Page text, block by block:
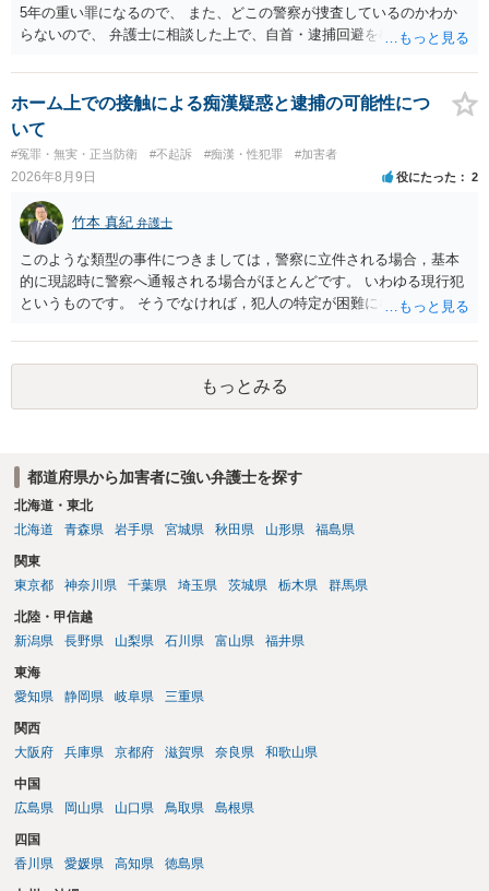
5年の重い罪になるので、 また、どこの警察が捜査しているのかわか
らないので、 弁護士に相談した上で、自首・逮捕回避を検討して下さ
童の性的な部位（性器等若しくはその周辺部、臀でん部又は胸部をい
う。）が露出され又は強調されているものであり、かつ、性欲を興奮
させ又は刺激するもの
ホーム上での接触による痴漢疑惑と逮捕の可能性につ
いて
#冤罪・無実・正当防衛 #不起訴 #痴漢・性犯罪 #加害者
2026年8月9日 役にたった 2
竹本 真紀 弁護士
このような類型の事件につきましては，警察に立件される場合，基本
的に現認時に警察へ通報される場合がほとんどです。 いわゆる現行犯
というものです。 そうでなければ，犯人の特定が困難になってしまい
（事件性）とともに，誰の行為かの判断がされる（犯人性）が必要な
のですが，現認時に警察が臨場できる場合以外は，基本的に犯人性を
特定することができません。もちろん，常習性が顕著で，既に前科を
有していて警察に把握されていれば別ですが，そのような方は，この
握されていることがありませんので，犯人性が特定されることはあり
ません。したがって，自分が犯人であるとされることはないのです。
ですから，相談者の場合は，大丈夫です。安心してください。それで
れば，酔っていて偶然の出来事か，意図的に偶然を装うように触った
のかは，わかります。触る瞬間ではなくて，触るまでの状況の方が重
要です。酔っていてふらついていたのであれば，そのときだけふらつ
くなるわけではありません。ですから，本件では，意図的だと疑われ
ることはないと思います。その雰囲気は，当たってしまった女性にも
伝わっていたのでしょう。ですから大丈夫です。なお，故意は，主観
人の話（故意を否認する話）が実際の状況と矛盾しないかだけの話で
す。 ②について 犯人性が特定できませんから，逮捕や呼出の可能性は
ないと思います。 ③について ②がないので，③はそもそもないことが
前提なので，期間も考えなくて大丈夫です。 というわけで，本件は大
をつけてくださいね。それが一番大事です。
もっとみる
都道府県から加害者に強い弁護士を探す
北海道・東北
北海道
青森県 岩手県 宮城県 秋田県 山形県 福島県
関東
東京都
神奈川県 千葉県 埼玉県 茨城県 栃木県 群馬県
北陸・甲信越
新潟県
長野県 山梨県 石川県 富山県 福井県
東海
愛知県
静岡県 岐阜県 三重県
関西
大阪府
兵庫県 京都府 滋賀県 奈良県 和歌山県
中国
広島県
岡山県 山口県 鳥取県 島根県
四国
香川県
愛媛県 高知県 徳島県